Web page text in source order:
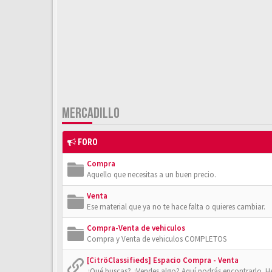
MERCADILLO
FORO
Compra
Aquello que necesitas a un buen precio.
Venta
Ese material que ya no te hace falta o quieres cambiar.
Compra-Venta de vehiculos
Compra y Venta de vehiculos COMPLETOS
[CitröClassifieds] Espacio Compra - Venta